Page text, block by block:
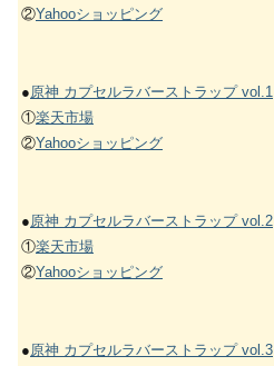
②Yahooショッピング
●原神 カプセルラバーストラップ vol.1
①楽天市場
②Yahooショッピング
●原神 カプセルラバーストラップ vol.2
①楽天市場
②Yahooショッピング
●原神 カプセルラバーストラップ vol.3